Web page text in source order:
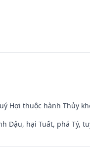
Hợi thuộc hành Thủy
Dậu, hại Tuất, phá Tý,